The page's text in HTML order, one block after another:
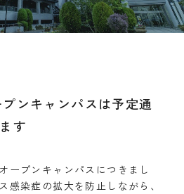
ンキャンパスは予定通
す
ープンキャンパスにつきまし
感染症の拡大を防止しながら、